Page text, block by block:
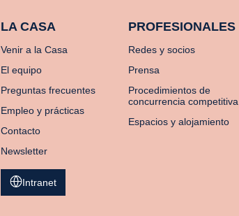
LA CASA
Venir a la Casa
El equipo
Preguntas frecuentes
Empleo y prácticas
Contacto
Newsletter
PROFESIONALES
Redes y socios
Prensa
Procedimientos de
concurrencia competitiva
Espacios y alojamiento
Intranet